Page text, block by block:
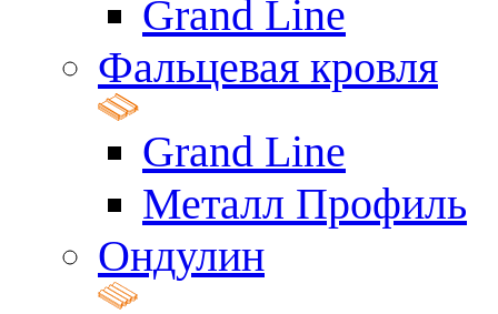
Grand Line
Фальцевая кровля
Grand Line
Металл Профиль
Ондулин